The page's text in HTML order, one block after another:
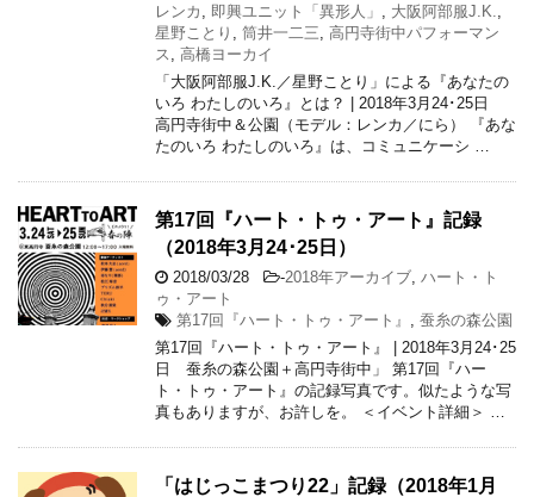
レンカ
即興ユニット「異形人」 大阪阿部服J.K.
星野ことり
筒井一二三 高円寺街中パフォーマン
ス
高橋ヨーカイ
「大阪阿部服J.K.／星野ことり」による『あなたの
いろ わたしのいろ』とは？ | 2018年3月24･25日
高円寺街中＆公園（モデル：レンカ／にら） 『あな
たのいろ わたしのいろ』は、コミュニケーシ …
第17回『ハート・トゥ・アート』記録
（2018年3月24･25日）
2018/03/28 -2018年アーカイブ ハート・ト
ゥ・アート
第17回『ハート・トゥ・アート』
蚕糸の森公園
第17回『ハート・トゥ・アート』 | 2018年3月24･25
日 蚕糸の森公園＋高円寺街中」 第17回『ハー
ト・トゥ・アート』の記録写真です。似たような写
真もありますが、お許しを。 ＜イベント詳細＞ …
「はじっこまつり22」記録（2018年1月